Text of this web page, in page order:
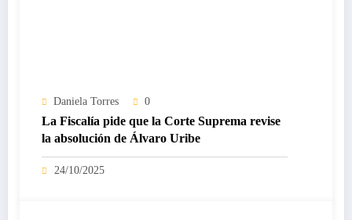
Daniela Torres 0
La Fiscalía pide que la Corte Suprema revise
la absolución de Álvaro Uribe
24/10/2025